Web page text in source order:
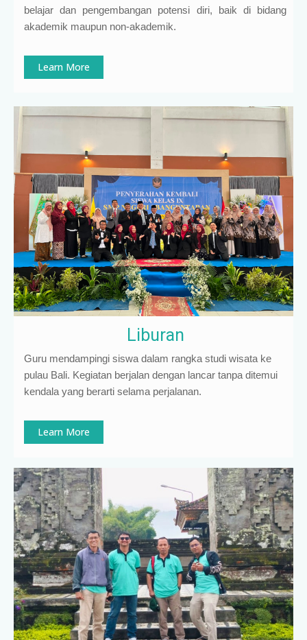
belajar dan pengembangan potensi diri, baik di bidang
akademik maupun non-akademik.
Learn More
Liburan
Guru mendampingi siswa dalam rangka studi wisata ke
pulau Bali. Kegiatan berjalan dengan lancar tanpa ditemui
kendala yang berarti selama perjalanan.
Learn More